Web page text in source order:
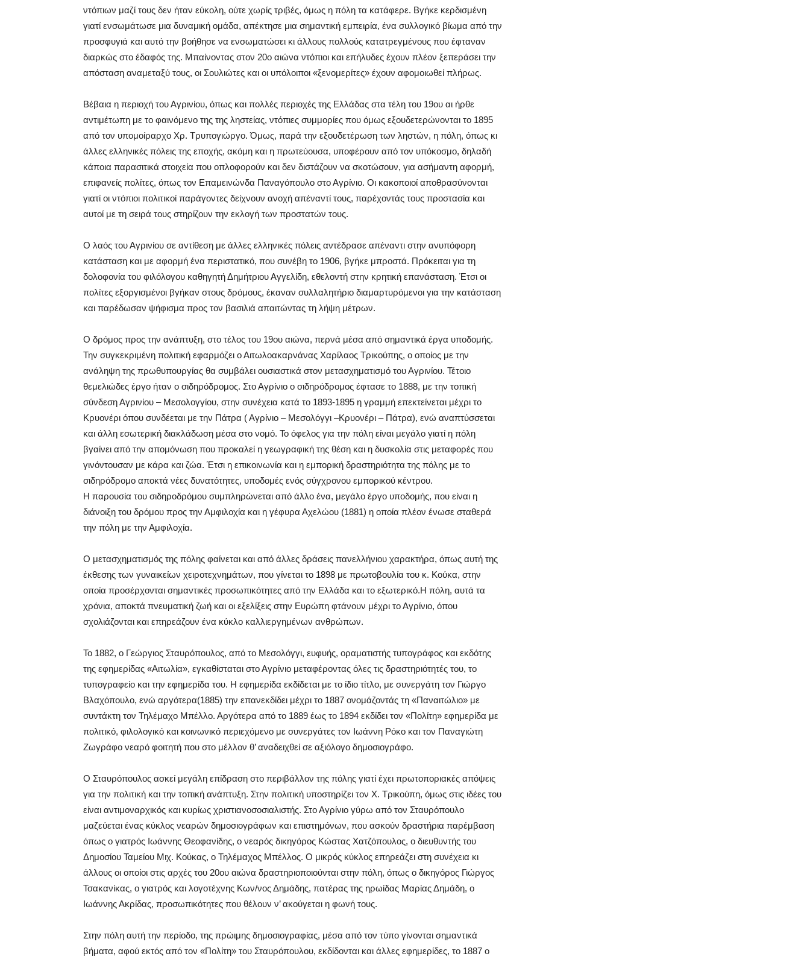
ντόπιων μαζί τους δεν ήταν εύκολη, ούτε χωρίς τριβές, όμως η πόλη τα κατάφερε. Βγήκε κερδισμένη
γιατί ενσωμάτωσε μια δυναμική ομάδα, απέκτησε μια σημαντική εμπειρία, ένα συλλογικό βίωμα από την
προσφυγιά και αυτό την βοήθησε να ενσωματώσει κι άλλους πολλούς κατατρεγμένους που έφταναν
διαρκώς στο έδαφός της. Μπαίνοντας στον 20ο αιώνα ντόπιοι και επήλυδες έχουν πλέον ξεπεράσει την
απόσταση αναμεταξύ τους, οι Σουλιώτες και οι υπόλοιποι «ξενομερίτες» έχουν αφομοιωθεί πλήρως.
Βέβαια η περιοχή του Αγρινίου, όπως και πολλές περιοχές της Ελλάδας στα τέλη του 19ου αι ήρθε
αντιμέτωπη με το φαινόμενο της της ληστείας, ντόπιες συμμορίες που όμως εξουδετερώνονται το 1895
από τον υπομοίραρχο Χρ. Τρυπογιώργο. Όμως, παρά την εξουδετέρωση των ληστών, η πόλη, όπως κι
άλλες ελληνικές πόλεις της εποχής, ακόμη και η πρωτεύουσα, υποφέρουν από τον υπόκοσμο, δηλαδή
κάποια παρασιτικά στοιχεία που οπλοφορούν και δεν διστάζουν να σκοτώσουν, για ασήμαντη αφορμή,
επιφανείς πολίτες, όπως τον Επαμεινώνδα Παναγόπουλο στο Αγρίνιο. Οι κακοποιοί αποθρασύνονται
γιατί οι ντόπιοι πολιτικοί παράγοντες δείχνουν ανοχή απέναντί τους, παρέχοντάς τους προστασία και
αυτοί με τη σειρά τους στηρίζουν την εκλογή των προστατών τους.
Ο λαός του Αγρινίου σε αντίθεση με άλλες ελληνικές πόλεις αντέδρασε απέναντι στην ανυπόφορη
κατάσταση και με αφορμή ένα περιστατικό, που συνέβη το 1906, βγήκε μπροστά. Πρόκειται για τη
δολοφονία του φιλόλογου καθηγητή Δημήτριου Αγγελίδη, εθελοντή στην κρητική επανάσταση. Έτσι οι
πολίτες εξοργισμένοι βγήκαν στους δρόμους, έκαναν συλλαλητήριο διαμαρτυρόμενοι για την κατάσταση
και παρέδωσαν ψήφισμα προς τον βασιλιά απαιτώντας τη λήψη μέτρων.
Ο δρόμος προς την ανάπτυξη, στο τέλος του 19ου αιώνα, περνά μέσα από σημαντικά έργα υποδομής.
Την συγκεκριμένη πολιτική εφαρμόζει ο Αιτωλοακαρνάνας Χαρίλαος Τρικούπης, ο οποίος με την
ανάληψη της πρωθυπουργίας θα συμβάλει ουσιαστικά στον μετασχηματισμό του Αγρινίου. Τέτοιο
θεμελιώδες έργο ήταν ο σιδηρόδρομος. Στο Αγρίνιο ο σιδηρόδρομος έφτασε το 1888, με την τοπική
σύνδεση Αγρινίου – Μεσολογγίου, στην συνέχεια κατά το 1893-1895 η γραμμή επεκτείνεται μέχρι το
Κρυονέρι όπου συνδέεται με την Πάτρα ( Αγρίνιο – Μεσολόγγι –Κρυονέρι – Πάτρα), ενώ αναπτύσσεται
και άλλη εσωτερική διακλάδωση μέσα στο νομό. Το όφελος για την πόλη είναι μεγάλο γιατί η πόλη
βγαίνει από την απομόνωση που προκαλεί η γεωγραφική της θέση και η δυσκολία στις μεταφορές που
γινόντουσαν με κάρα και ζώα. Έτσι η επικοινωνία και η εμπορική δραστηριότητα της πόλης με το
σιδηρόδρομο αποκτά νέες δυνατότητες, υποδομές ενός σύγχρονου εμπορικού κέντρου.
Η παρουσία του σιδηροδρόμου συμπληρώνεται από άλλο ένα, μεγάλο έργο υποδομής, που είναι η
διάνοιξη του δρόμου προς την Αμφιλοχία και η γέφυρα Αχελώου (1881) η οποία πλέον ένωσε σταθερά
την πόλη με την Αμφιλοχία.
Ο μετασχηματισμός της πόλης φαίνεται και από άλλες δράσεις πανελλήνιου χαρακτήρα, όπως αυτή της
έκθεσης των γυναικείων χειροτεχνημάτων, που γίνεται το 1898 με πρωτοβουλία του κ. Κούκα, στην
οποία προσέρχονται σημαντικές προσωπικότητες από την Ελλάδα και το εξωτερικό.Η πόλη, αυτά τα
χρόνια, αποκτά πνευματική ζωή και οι εξελίξεις στην Ευρώπη φτάνουν μέχρι το Αγρίνιο, όπου
σχολιάζονται και επηρεάζουν ένα κύκλο καλλιεργημένων ανθρώπων.
Το 1882, ο Γεώργιος Σταυρόπουλος, από το Μεσολόγγι, ευφυής, οραματιστής τυπογράφος και εκδότης
της εφημερίδας «Αιτωλία», εγκαθίσταται στο Αγρίνιο μεταφέροντας όλες τις δραστηριότητές του, το
τυπογραφείο και την εφημερίδα του. Η εφημερίδα εκδίδεται με το ίδιο τίτλο, με συνεργάτη τον Γιώργο
Βλαχόπουλο, ενώ αργότερα(1885) την επανεκδίδει μέχρι το 1887 ονομάζοντάς τη «Παναιτώλιο» με
συντάκτη τον Τηλέμαχο Μπέλλο. Αργότερα από το 1889 έως το 1894 εκδίδει τον «Πολίτη» εφημερίδα με
πολιτικό, φιλολογικό και κοινωνικό περιεχόμενο με συνεργάτες τον Ιωάννη Ρόκο και τον Παναγιώτη
Ζωγράφο νεαρό φοιτητή που στο μέλλον θ’ αναδειχθεί σε αξιόλογο δημοσιογράφο.
Ο Σταυρόπουλος ασκεί μεγάλη επίδραση στο περιβάλλον της πόλης γιατί έχει πρωτοποριακές απόψεις
για την πολιτική και την τοπική ανάπτυξη. Στην πολιτική υποστηρίζει τον Χ. Τρικούπη, όμως στις ιδέες του
είναι αντιμοναρχικός και κυρίως χριστιανοσοσιαλιστής. Στο Αγρίνιο γύρω από τον Σταυρόπουλο
μαζεύεται ένας κύκλος νεαρών δημοσιογράφων και επιστημόνων, που ασκούν δραστήρια παρέμβαση
όπως ο γιατρός Ιωάννης Θεοφανίδης, ο νεαρός δικηγόρος Κώστας Χατζόπουλος, ο διευθυντής του
Δημοσίου Ταμείου Μιχ. Κούκας, ο Τηλέμαχος Μπέλλος. Ο μικρός κύκλος επηρεάζει στη συνέχεια κι
άλλους οι οποίοι στις αρχές του 20ου αιώνα δραστηριοποιούνται στην πόλη, όπως ο δικηγόρος Γιώργος
Τσακανίκας, ο γιατρός και λογοτέχνης Κων/νος Δημάδης, πατέρας της ηρωίδας Μαρίας Δημάδη, ο
Ιωάννης Ακρίδας, προσωπικότητες που θέλουν ν’ ακούγεται η φωνή τους.
Στην πόλη αυτή την περίοδο, της πρώιμης δημοσιογραφίας, μέσα από τον τύπο γίνονται σημαντικά
βήματα, αφού εκτός από τον «Πολίτη» του Σταυρόπουλου, εκδίδονται και άλλες εφημερίδες, το 1887 ο